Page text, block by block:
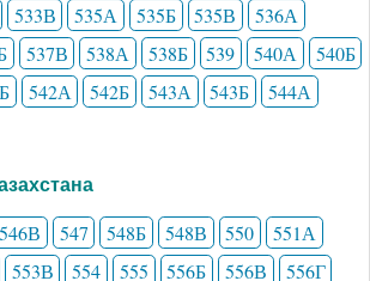
533В 535А 535Б 535В
536А
537В 538А 538Б 539 540А
540Б
542А 542Б 543А 543Б
544А
546В 547 548Б 548В 550
551А
553В 554 555 556Б 556В 556Г